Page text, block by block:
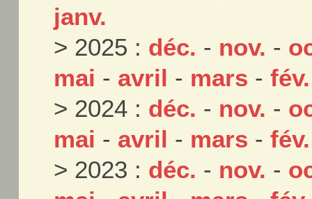
janv.
> 2025 : déc. - nov. -
mai - avril - mars -fév.
> 2024 : déc. - nov. -
mai - avril - mars -fév.
> 2023 : déc. - nov. -